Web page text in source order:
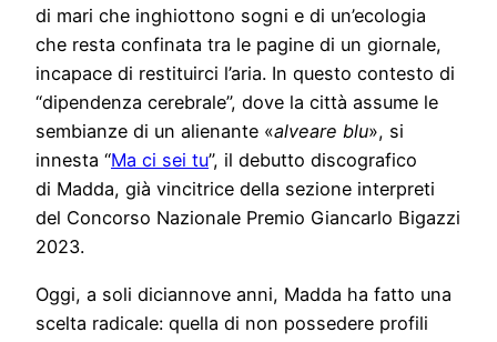
di mari che inghiottono sogni e di un’ecologia
che resta confinata tra le pagine di un giornale,
incapace di restituirci l’aria. In questo contesto di
“dipendenza cerebrale”, dove la città assume le
sembianze di un alienante «alveare blu», si
innesta “Ma ci sei tu”, il debutto discografico
di Madda, già vincitrice della sezione interpreti
del Concorso Nazionale Premio Giancarlo Bigazzi
2023.
Oggi, a soli diciannove anni, Madda ha fatto una
scelta radicale: quella di non possedere profili